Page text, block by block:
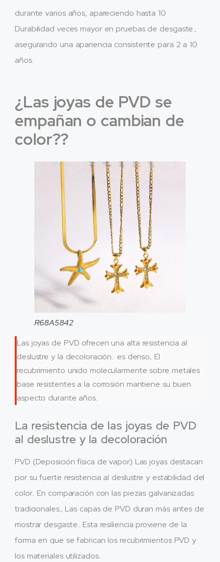
durante varios años, apareciendo hasta 10
Durabilidad veces mayor en pruebas de desgaste.,
asegurando una apariencia consistente para 2 a 10
años.
¿Las joyas de PVD se
empañan o cambian de
color??
R68A5842
Las joyas de PVD ofrecen una alta resistencia al
deslustre y la decoloración.. es denso, El
recubrimiento unido molecularmente sobre metales
base resistentes a la corrosión mantiene su buen
aspecto durante años..
La resistencia de las joyas de PVD
al deslustre y la decoloración
PVD (Deposición física de vapor) Las joyas destacan
por su fuerte resistencia al deslustre y estabilidad del
color.. En comparación con las piezas galvanizadas
tradicionales., Las capas de PVD duran más antes de
mostrar desgaste.. Esta resiliencia proviene de la
forma en que se fabrican los recubrimientos PVD y
los materiales utilizados..